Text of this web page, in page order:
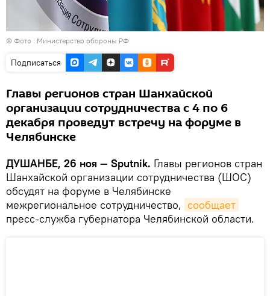
© Фото : Министерство обороны РФ
Подписаться
Главы регионов стран Шанхайской
организации сотрудничества с 4 по 6
декабря проведут встречу на форуме в
Челябинске
ДУШАНБЕ, 26 ноя — Sputnik. Главы регионов стран
Шанхайской организации сотрудничества (ШОС)
обсудят на форуме в Челябинске
межрегиональное сотрудничество, сообщает
пресс-служба губернатора Челябинской области.